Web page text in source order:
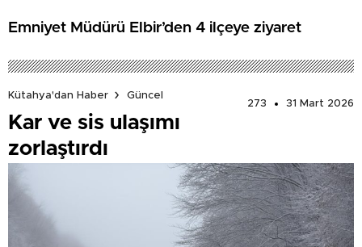
Emniyet Müdürü Elbir’den 4 ilçeye ziyaret
Kütahya'dan Haber
Güncel
273
31 Mart 2026
Kar ve sis ulaşımı
zorlaştırdı